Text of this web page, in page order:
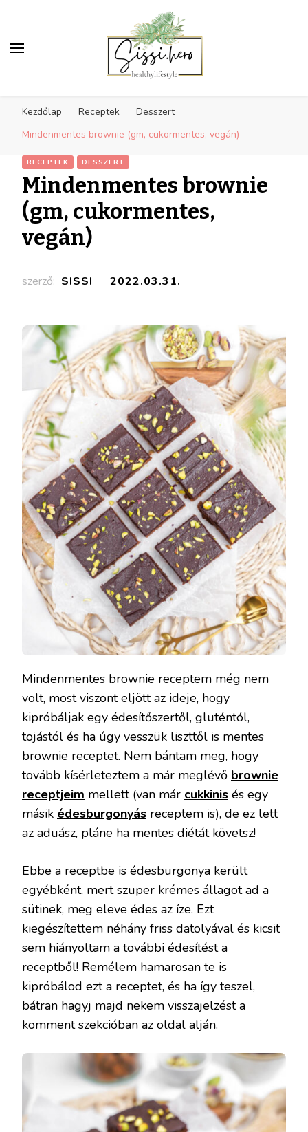
inspiráció
életmódra
Kezdőlap Receptek
Desszert
Mindenmentes brownie (gm, cukormentes, vegán)
RECEPTEK DESSZERT
Mindenmentes brownie
(gm, cukormentes,
vegán)
szerző: SISSI 2022.03.31.
Mindenmentes brownie receptem még nem
volt, most viszont eljött az ideje, hogy
kipróbáljak egy édesítőszertől, gluténtól,
tojástól és ha úgy vesszük liszttől is mentes
brownie receptet. Nem bántam meg, hogy
tovább kísérleteztem a már meglévő brownie
receptjeim mellett (van már cukkinis és egy
másik édesburgonyás receptem is), de ez lett
az aduász, pláne ha mentes diétát követsz!
Ebbe a receptbe is édesburgonya került
egyébként, mert szuper krémes állagot ad a
sütinek, meg eleve édes az íze. Ezt
kiegészítettem néhány friss datolyával és kicsit
sem hiányoltam a további édesítést a
receptből! Remélem hamarosan te is
kipróbálod ezt a receptet, és ha így teszel,
bátran hagyj majd nekem visszajelzést a
komment szekcióban az oldal alján.